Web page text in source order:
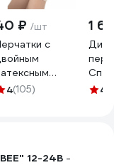
₽ /шт
с
Gigant 13
4(105)
1
4.5
12-24В -